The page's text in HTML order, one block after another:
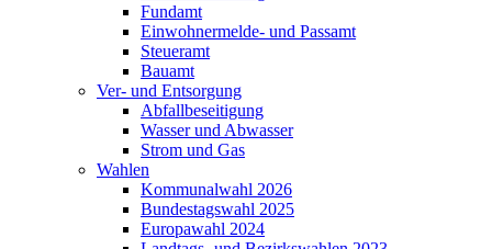
Fundamt
Einwohnermelde- und Passamt
Steueramt
Bauamt
Ver- und Entsorgung
Abfallbeseitigung
Wasser und Abwasser
Strom und Gas
Wahlen
Kommunalwahl 2026
Bundestagswahl 2025
Europawahl 2024